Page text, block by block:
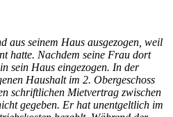
aus seinem Haus ausgezogen, weil
hatte. Nachdem seine Frau dort
sein Haus eingezogen. In der
Haushalt im 2. Obergeschoss
schriftlichen Mietvertrag zwischen
gegeben. Er hat unentgeltlich im